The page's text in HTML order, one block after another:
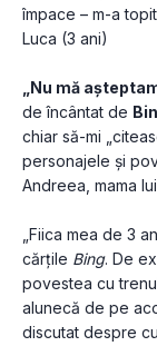
împace – m-a
Luca (3 ani)
„Nu mă
de încântat de
chiar să-mi
personajele și
Andreea, mama
„Fiica mea de 3
cărțile Bing. De
povestea cu
alunecă de pe
discutat despre